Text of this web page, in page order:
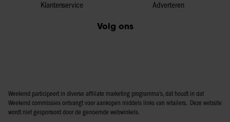
Klantenservice
Adverteren
Volg ons
Weekend participeert in diverse affiliate marketing programma’s, dat houdt in dat
Weekend commissies ontvangt voor aankopen middels links van retailers. Deze website
wordt niet gesponsord door de genoemde webwinkels.